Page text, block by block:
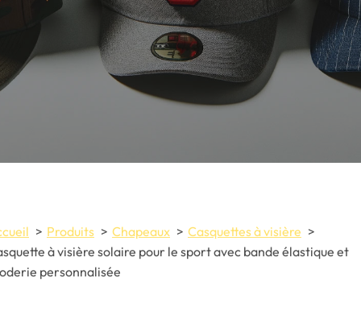
Produits Chapeaux
Casquettes à visière
à visière solaire pour le sport avec bande élastique et
personnalisée